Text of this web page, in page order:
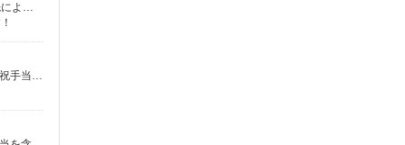
介護福祉士：時給1,700円〜2,312円 初任者以上：時給1,500円〜2,162円 無資格の方：時給1,350円〜1,925円 ※給与幅は勤務先による +交通費、諸手当（勤務先による） +0円で介護資格が取れる （別途規定） ★給与日払い制度あり！
【月給】320,500円〜372,900円 【年収例】440万円〜513万円（年2回の賞与含む） ※月給は職務手当、働きがい向上手当、日祝手当（月平均2回分）等、 毎月平均的に支払われる手当を含みます。 ◎月給は経験により異なります。 ◎残業時は別途時間外手当支給（超過1分〜） ◎賞与 基本給2.08ヶ月分/年支給